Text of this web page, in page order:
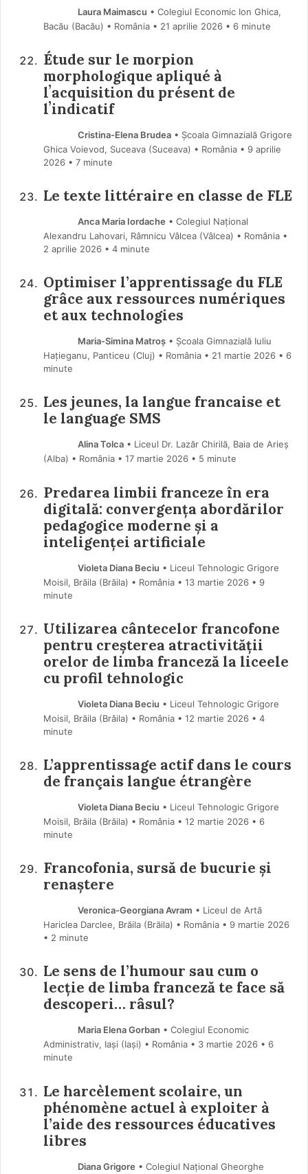
Laura Maimascu • Colegiul Economic Ion Ghica,
Bacău (Bacău) • România
21 aprilie 2026 • 6 minute
Étude sur le morpion
morphologique apliqué à
lʼacquisition du présent de
lʼindicatif
Cristina-Elena Brudea• Școala Gimnazială Grigore
Ghica Voievod, Suceava (Suceava) • România
9 aprilie
2026 • 7 minute
Le texte littéraire en classe de FLE
Anca Maria Iordache • Colegiul Național
Alexandru Lahovari, Râmnicu Vâlcea (Vâlcea) • România
2 aprilie 2026 • 4 minute
Optimiser l’apprentissage du FLE
grâce aux ressources numériques
et aux technologies
Maria-Simina Matroș• Școala Gimnazială Iuliu
Hațieganu, Panticeu (Cluj) • România
21 martie 2026 • 6
minute
Les jeunes, la langue francaise et
le language SMS
Alina Tolca• Liceul Dr. Lazăr Chirilă, Baia de Arieș
(Alba) • România
17 martie 2026 • 5 minute
Predarea limbii franceze în era
digitală: convergența abordărilor
pedagogice moderne și a
inteligenței artificiale
Violeta Diana Beciu • Liceul Tehnologic Grigore
Moisil, Brăila (Brăila) • România
13 martie 2026 • 9
minute
Utilizarea cântecelor francofone
pentru creșterea atractivității
orelor de limba franceză la liceele
cu profil tehnologic
Violeta Diana Beciu • Liceul Tehnologic Grigore
Moisil, Brăila (Brăila) • România
12 martie 2026 • 4
minute
L’apprentissage actif dans le cours
de français langue étrangère
Violeta Diana Beciu • Liceul Tehnologic Grigore
Moisil, Brăila (Brăila) • România
12 martie 2026 • 6
minute
Francofonia, sursă de bucurie și
renaștere
Veronica-Georgiana Avram • Liceul de Artă
Hariclea Darclee, Brăila (Brăila) • România
9 martie 2026
• 2 minute
Le sens de l’humour sau cum o
lecție de limba franceză te face să
descoperi… râsul?
Maria Elena Gorban • Colegiul Economic
Administrativ, Iași (Iaşi) • România
3 martie 2026 • 6
minute
Le harcèlement scolaire, un
phénomène actuel à exploiter à
l’aide des ressources éducatives
libres
Diana Grigore • Colegiul Național Gheorghe